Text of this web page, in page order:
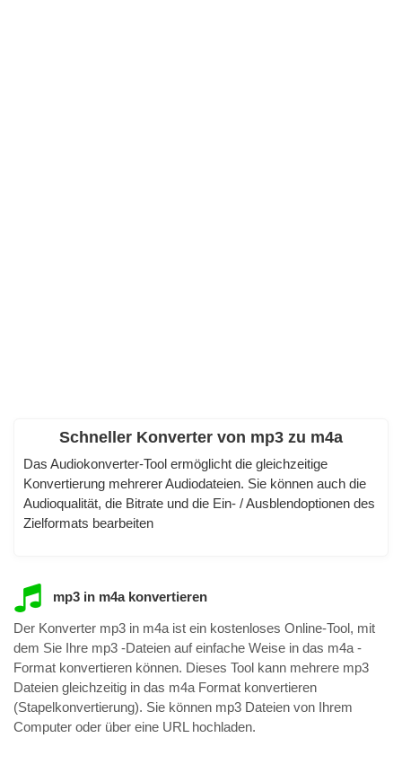
Schneller Konverter von mp3 zu m4a
Das Audiokonverter-Tool ermöglicht die gleichzeitige
Konvertierung mehrerer Audiodateien. Sie können auch die
Audioqualität, die Bitrate und die Ein- / Ausblendoptionen des
Zielformats bearbeiten
mp3 in m4a konvertieren
Der Konverter mp3 in m4a ist ein kostenloses Online-Tool, mit
dem Sie Ihre mp3 -Dateien auf einfache Weise in das m4a -
Format konvertieren können. Dieses Tool kann mehrere mp3
Dateien gleichzeitig in das m4a Format konvertieren
(Stapelkonvertierung). Sie können mp3 Dateien von Ihrem
Computer oder über eine URL hochladen.